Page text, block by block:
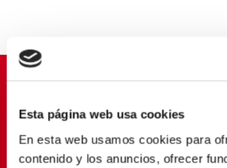
Esta página web usa cookies
En esta web usamos cookies para
contenido y los anuncios, ofrecer
PROMOCIONES EXCLUSIVAS
Déjanos tu email y seras el primero
nuestras Ofertas